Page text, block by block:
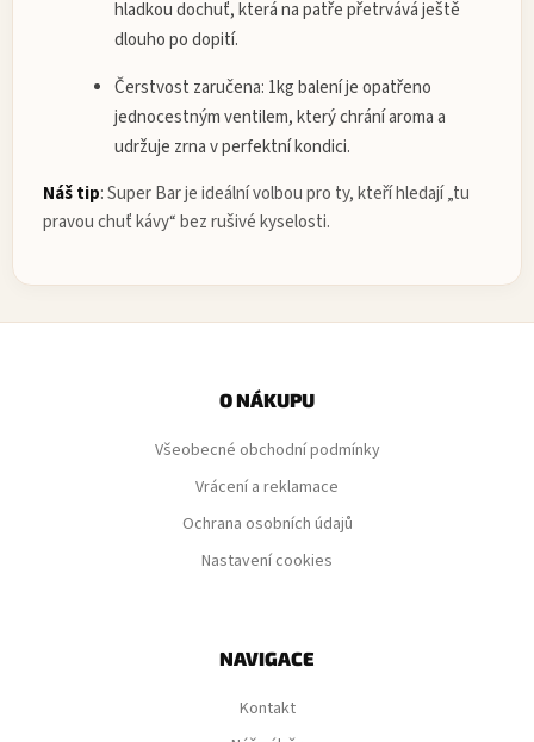
hladkou dochuť, která na patře přetrvává ještě
dlouho po dopití.
Čerstvost zaručena: 1kg balení je opatřeno
jednocestným ventilem, který chrání aroma a
udržuje zrna v perfektní kondici.
Náš tip:Super Bar je ideální volbou pro ty, kteří hledají „tu
pravou chuť kávy“ bez rušivé kyselosti.
O NÁKUPU
Všeobecné obchodní podmínky
Vrácení a reklamace
Ochrana osobních údajů
Nastavení cookies
NAVIGACE
Kontakt